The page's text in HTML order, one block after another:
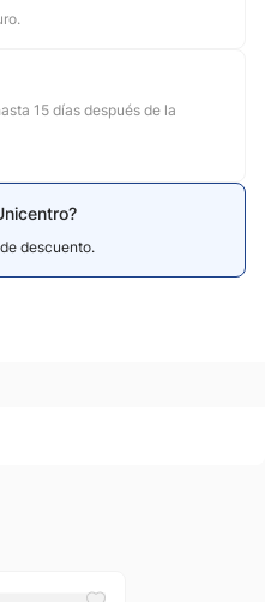
15 días después de la
descuento.